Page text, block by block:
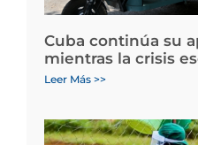
Cuba continúa su
mientras la crisis
Leer Más >>